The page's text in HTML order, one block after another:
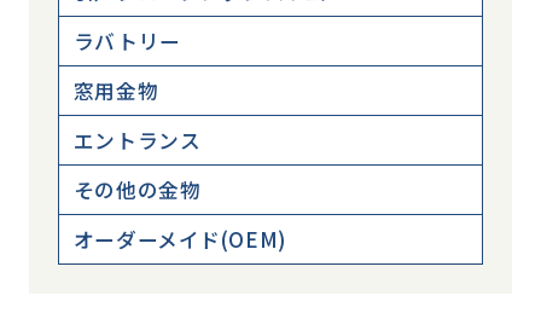
ラバトリー
窓用金物
エントランス
その他の金物
オーダーメイド(OEM)